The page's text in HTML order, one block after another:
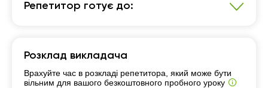
Репетитор готує до:
7 - 9-й класи Підготовка до ДПА (9 клас)
5 - 6-й класи
Розклад викладача
Врахуйте час в розкладі репетитора, який може бути
вільним для вашого безкоштовного пробного уроку